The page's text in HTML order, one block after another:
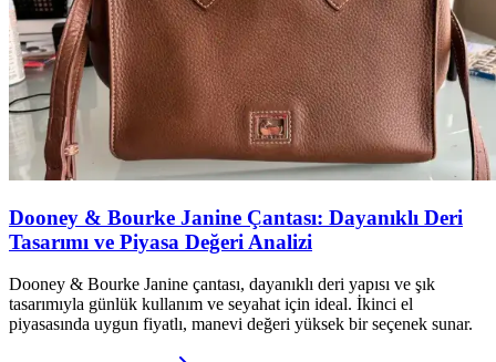
Dooney & Bourke Janine Çantası: Dayanıklı Deri
Tasarımı ve Piyasa Değeri Analizi
Dooney & Bourke Janine çantası, dayanıklı deri yapısı ve şık
tasarımıyla günlük kullanım ve seyahat için ideal. İkinci el
piyasasında uygun fiyatlı, manevi değeri yüksek bir seçenek sunar.